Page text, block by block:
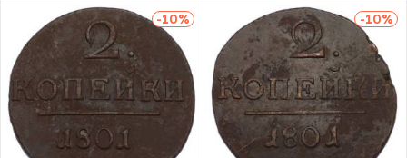
-10% -10%